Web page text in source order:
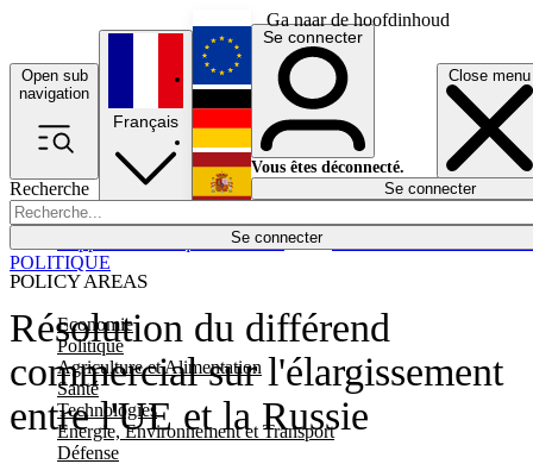
Ga naar de hoofdinhoud
Open sub
navigation
Close menu
Recherche
Se connecter
POLICY AREAS
Economie
Politique
Agriculture et Alimentation
Santé
Technologies
Energie, Environnement et Transport
Défense
Économie
Français
English
Deutsch
Español
Se connecter
Vous êtes déconnecté.
Se connecter
Résolution du différend
commercial sur l'élargissement
entre l'UE et la Russie
POLITIQUE